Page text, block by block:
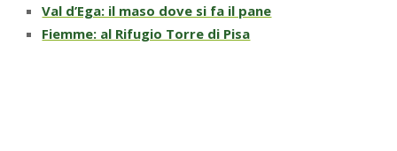
Val d’Ega: il maso dove si fa il pane
Fiemme: al Rifugio Torre di Pisa